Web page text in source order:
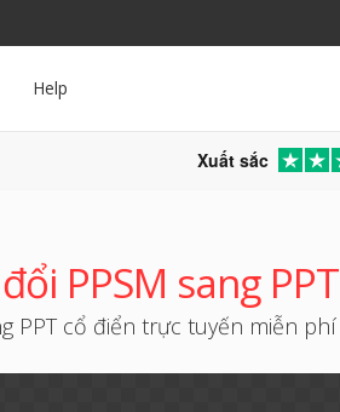
Help
Xuất sắc
PPSM sang PPT
PPT cổ điển trực tuyến miễn phí